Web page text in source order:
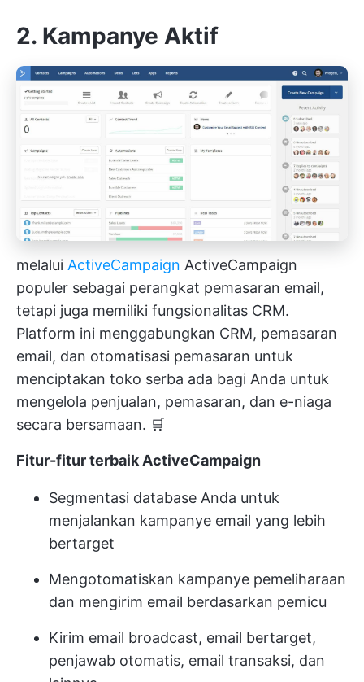
2. Kampanye Aktif
melalui ActiveCampaign ActiveCampaign
populer sebagai perangkat pemasaran email,
tetapi juga memiliki fungsionalitas CRM.
Platform ini menggabungkan CRM, pemasaran
email, dan otomatisasi pemasaran untuk
menciptakan toko serba ada bagi Anda untuk
mengelola penjualan, pemasaran, dan e-niaga
secara bersamaan. 🛒
Fitur-fitur terbaik ActiveCampaign
Segmentasi database Anda untuk
menjalankan kampanye email yang lebih
bertarget
Mengotomatiskan kampanye pemeliharaan
dan mengirim email berdasarkan pemicu
Kirim email broadcast, email bertarget,
penjawab otomatis, email transaksi, dan